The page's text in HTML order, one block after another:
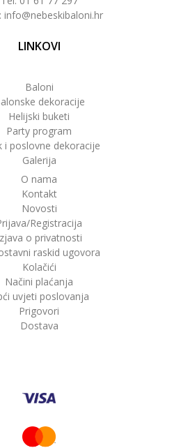
info@nebeskibaloni.hr
LINKOVI
Baloni
dekoracije
Helijski buketi
Party program
i poslovne dekoracije
Galerija
O nama
Kontakt
Novosti
Registracija
o privatnosti
raskid ugovora
Kolačići
Načini plaćanja
uvjeti poslovanja
Prigovori
Dostava